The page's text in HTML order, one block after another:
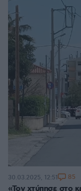
«Τον χτύπησε στο
30.03.2025, 12:51 85